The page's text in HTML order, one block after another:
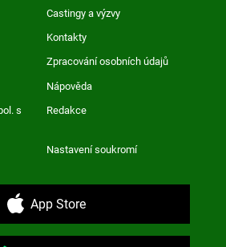
Castingy a výzvy
Kontakty
Zpracování osobních údajů
Nápověda
s
Redakce
Nastavení soukromí
App Store